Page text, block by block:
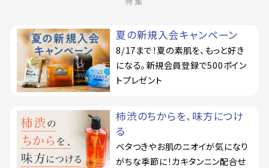
夏の新規入会キャンペーン
8/17まで！夏の素肌を、もっと好き
になる。新規会員登録で500ポイン
トプレゼント
柿渋のちからを、味方につけ
る
ベタつきやお肌のニオイが気になり
がちな季節に！カキタンニン配合せ